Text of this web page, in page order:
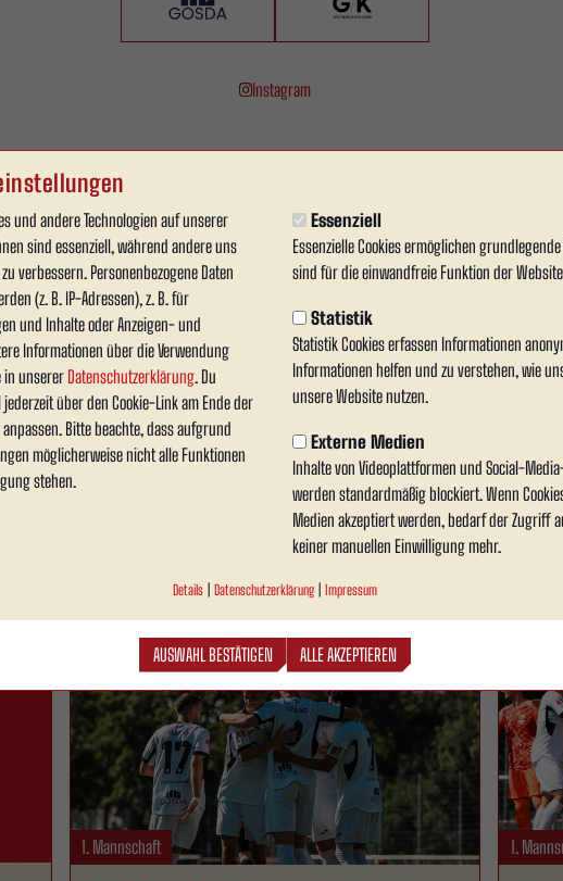
und andere Technologien auf unserer
sind essenziell, während andere uns
verbessern. Personenbezogene Daten
(z. B. IP-Adressen), z. B. für
und Inhalte oder Anzeigen- und
Informationen über die Verwendung
in unserer Datenschutzerklärung . Du
über den Cookie-Link am Ende der
Bitte beachte, dass aufgrund
möglicherweise nicht alle Funktionen
stehen.
Essenziell
Essenzielle Cookies ermöglichen
sind für die einwandfreie Funktion der
Statistik
Statistik Cookies erfassen Informationen
Informationen helfen und zu verstehen, wie
unsere Website nutzen.
Externe Medien
Inhalte von Videoplattformen und Social-
werden standardmäßig blockiert. Wenn
Medien akzeptiert werden, bedarf der Zugriff
keiner manuellen Einwilligung mehr.
Details | Datenschutzerklärung | Impressum
AUSWAHL BESTÄTIGEN ALLE AKZEPTIEREN
Instagram
19:30
RW Ahlen Eintracht Ahaus
TICKETS VORBERICHT
1. Mannschaft 1.